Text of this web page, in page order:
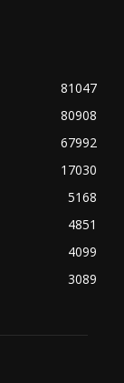
81047
80908
67992
17030
5168
4851
4099
3089